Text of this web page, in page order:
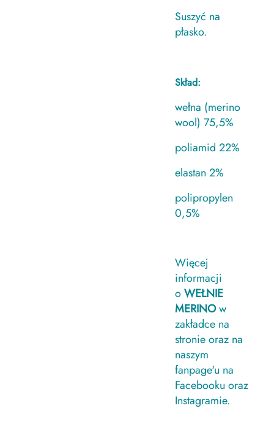
Suszyć na
płasko.
Skład:
wełna (merino
wool) 75,5%
poliamid 22%
elastan 2%
polipropylen
0,5%
Więcej
informacji
o WEŁNIE
MERINOw
zakładce na
stronie oraz na
naszym
fanpage'u na
Facebooku oraz
Instagramie.